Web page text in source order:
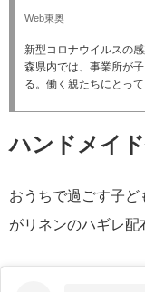
Web東奥
新型コロナウイルスの
森県内では、事業所が
る。働く親たちにとっ
ハンドメイ
おうちで過ごす子
がリネンのハギレ配